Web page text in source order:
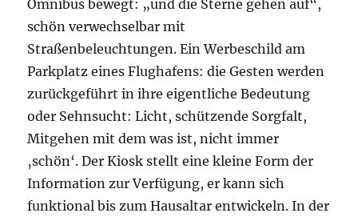
Omnibus bewegt: „und die Sterne gehen auf“,
schön verwechselbar mit
Straßenbeleuchtungen. Ein Werbeschild am
Parkplatz eines Flughafens: die Gesten werden
zurückgeführt in ihre eigentliche Bedeutung
oder Sehnsucht: Licht, schützende Sorgfalt,
Mitgehen mit dem was ist, nicht immer
‚schön‘. Der Kiosk stellt eine kleine Form der
Information zur Verfügung, er kann sich
funktional bis zum Hausaltar entwickeln. In der